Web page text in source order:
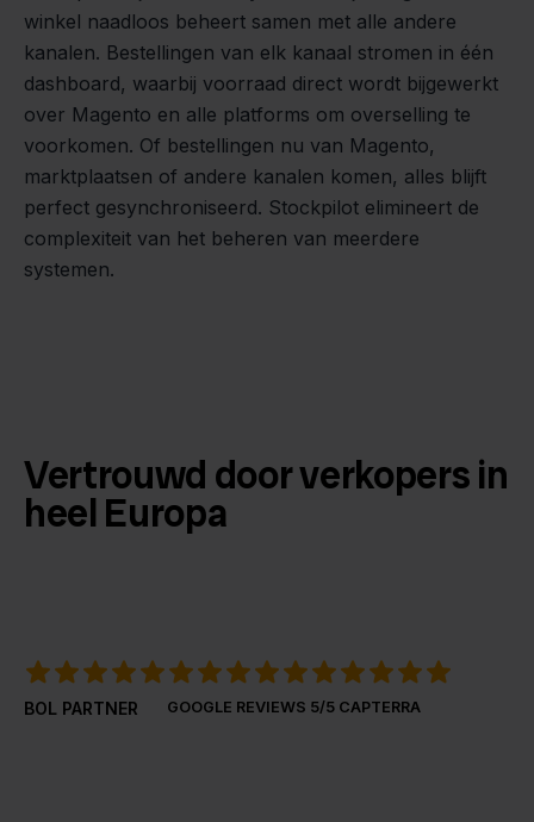
winkel naadloos beheert samen met alle andere
kanalen. Bestellingen van elk kanaal stromen in één
dashboard, waarbij voorraad direct wordt bijgewerkt
over Magento en alle platforms om overselling te
voorkomen. Of bestellingen nu van Magento,
marktplaatsen of andere kanalen komen, alles blijft
perfect gesynchroniseerd. Stockpilot elimineert de
complexiteit van het beheren van meerdere
systemen.
Vertrouwd door verkopers in
heel Europa
BOL PARTNER GOOGLE REVIEWS 5/5 CAPTERRA